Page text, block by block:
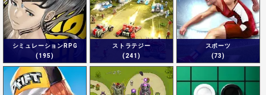
シミュレーションRPG
(195)
ストラテジー
(241)
スポーツ
(73)